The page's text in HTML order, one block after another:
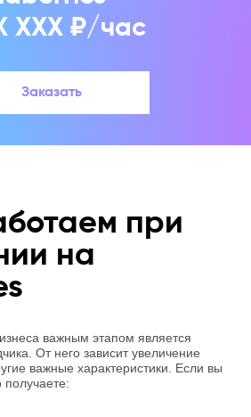
XXX ₽/час
Заказать
при
на
важным этапом является
От него зависит увеличение
важные характеристики. Если вы
получаете: